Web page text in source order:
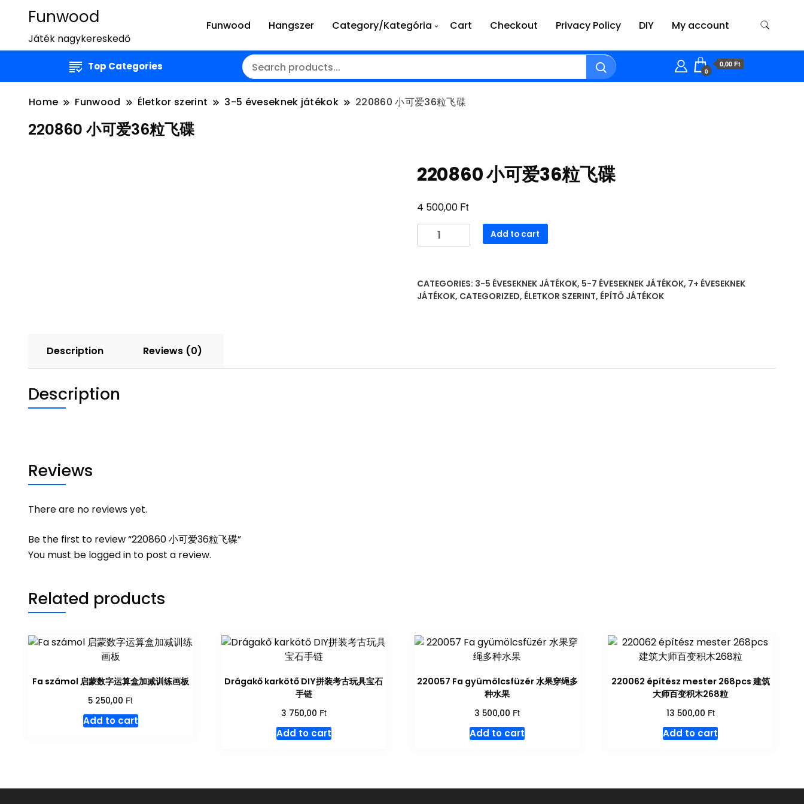
Funwood
Játék nagykereskedő
Funwood Hangszer Category/Kategória Cart Checkout Privacy Policy DIY My account
Top Categories 0
0,00 Ft
Home Funwood Életkor szerint 3-5 éveseknek játékok 220860 小可爱36粒飞碟
220860 小可爱36粒飞碟
220860 小可爱36粒飞碟
4 500,00 Ft
220860
小
36
粒
Add to cart
CATEGORIES: 3-5 ÉVESEKNEK JÁTÉKOK, 5-7 ÉVESEKNEK JÁTÉKOK, 7+ ÉVESEKNEK
JÁTÉKOK, CATEGORIZED, ÉLETKOR SZERINT, ÉPÍTŐ JÁTÉKOK
Description Reviews (0)
Description
Reviews
There are no reviews yet.
Be the first to review “220860 小可爱36粒飞碟”
You must be logged in to post a review.
Related products
Fa számol 启蒙数字运算盒加减训练画板
5 250,00 Ft
Add to cart
Drágakő karkötő DIY拼装考古玩具宝石
手链
3 750,00 Ft
Add to cart
220057 Fa gyümölcsfüzér 水果穿绳多
种水果
3 500,00 Ft
Add to cart
220062 építész mester 268pcs 建筑
大师百变积木268粒
13 500,00 Ft
Add to cart